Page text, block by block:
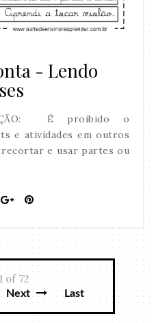
- Lendo
É proibido o
e atividades em outros
e usar partes ou
of 72
Next Last